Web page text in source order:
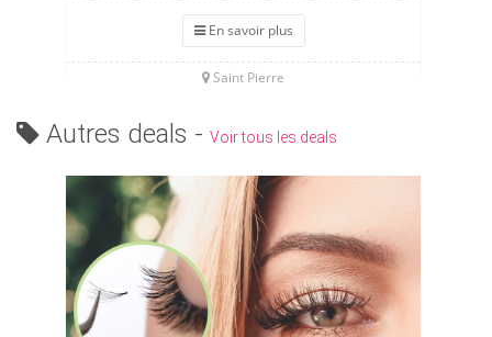
En savoir plus
Saint Pierre
Autres deals - Voir tous les deals